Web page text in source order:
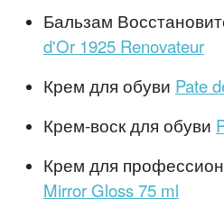
Бальзам
d'Or 1925 Renovateur
Крем для обуви Pate
Крем-воск для обуви
Крем для
Mirror Gloss 75 ml